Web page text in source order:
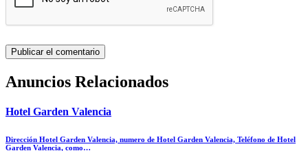
Anuncios Relacionados
Hotel Garden Valencia
Dirección Hotel Garden Valencia, numero de Hotel Garden Valencia, Teléfono de Hotel
Garden Valencia, como…